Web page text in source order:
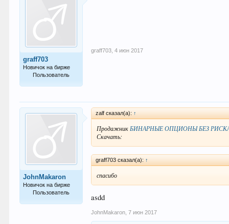
graff703
Новичок на бирже
Пользователь
graff703 4 июн 2017
JohnMakaron
Новичок на бирже
Пользователь
zalf сказал(а): ↑
Продажник БИНАРНЫЕ ОПЦИОНЫ БЕЗ
Скачать:
graff703 сказал(а): ↑
спасибо
asdd
JohnMakaron 7 июн 2017